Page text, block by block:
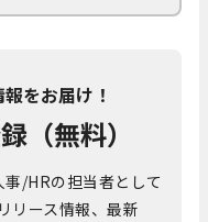
をお届け！
（無料）
/HRの担当者として
リース情報、最新